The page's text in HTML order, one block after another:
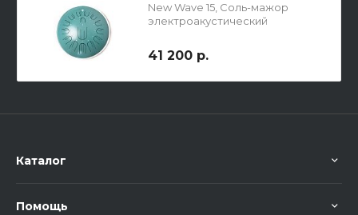
New Wave 15, Соль-мажор
электроакустический
41 200 р.
Каталог
Помощь